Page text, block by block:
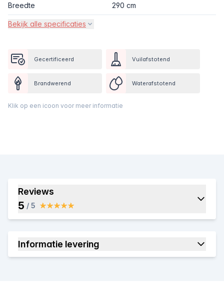
Breedte 290 cm
Bekijk alle specificaties
Gecertificeerd Vuilafstotend
Brandwerend Waterafstotend
Klik op een icoon voor meer informatie
Reviews
5 / 5
Informatie levering